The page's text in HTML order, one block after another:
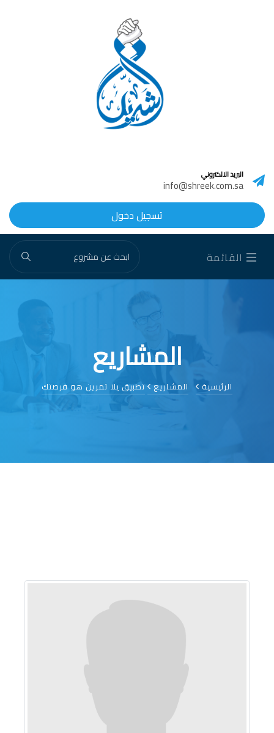
البريد الالكتروني
info@shreek.com.sa
تسجيل دخول
القائمة
المشاريع
الرئيسية المشاريع تطبيق يلا تمرين هو فرصتك